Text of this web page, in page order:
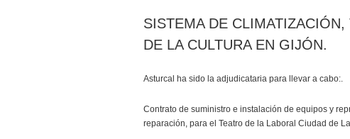
SISTEMA DE
DE LA CULTURA EN GIJÓN.
Asturcal ha sido la adjudicataria para llevar a cabo:.
Contrato de suministro e instalación de equipos y
reparación, para el Teatro de la Laboral Ciudad de